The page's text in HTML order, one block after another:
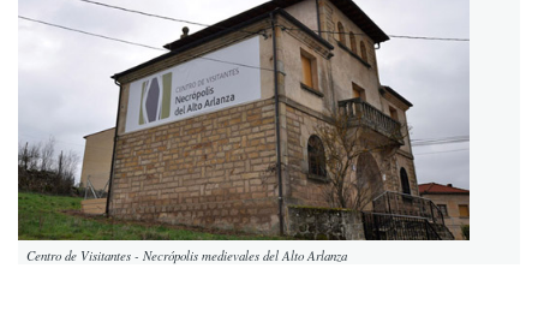
Centro de Visitantes - Necrópolis medievales del Alto Arlanza